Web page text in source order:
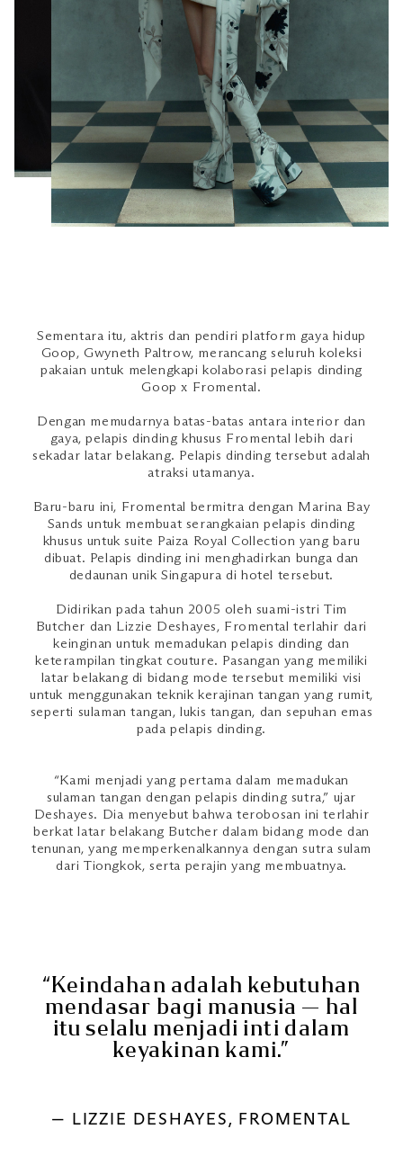
Sementara itu, aktris dan pendiri platform gaya hidup
Goop, Gwyneth Paltrow, merancang seluruh koleksi
pakaian untuk melengkapi kolaborasi pelapis dinding
Goop x Fromental.
Dengan memudarnya batas-batas antara interior dan
gaya, pelapis dinding khusus Fromental lebih dari
sekadar latar belakang. Pelapis dinding tersebut adalah
atraksi utamanya.
Baru-baru ini, Fromental bermitra dengan Marina Bay
Sands untuk membuat serangkaian pelapis dinding
khusus untuk suite Paiza Royal Collection yang baru
dibuat. Pelapis dinding ini menghadirkan bunga dan
dedaunan unik Singapura di hotel tersebut.
Didirikan pada tahun 2005 oleh suami-istri Tim
Butcher dan Lizzie Deshayes, Fromental terlahir dari
keinginan untuk memadukan pelapis dinding dan
keterampilan tingkat couture. Pasangan yang memiliki
latar belakang di bidang mode tersebut memiliki visi
untuk menggunakan teknik kerajinan tangan yang rumit,
seperti sulaman tangan, lukis tangan, dan sepuhan emas
pada pelapis dinding.
“Kami menjadi yang pertama dalam memadukan
sulaman tangan dengan pelapis dinding sutra,” ujar
Deshayes. Dia menyebut bahwa terobosan ini terlahir
berkat latar belakang Butcher dalam bidang mode dan
tenunan, yang memperkenalkannya dengan sutra sulam
dari Tiongkok, serta perajin yang membuatnya.
“Keindahan adalah kebutuhan
mendasar bagi manusia — hal
itu selalu menjadi inti dalam
keyakinan kami.”
— LIZZIE DESHAYES, FROMENTAL